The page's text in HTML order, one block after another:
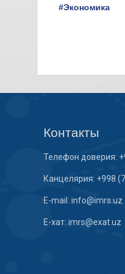
#Экономика
Контакты
Телефон доверия:
Канцелярия: +998
E-mail: info@imrs.uz
E-хат: imrs@exat.uz